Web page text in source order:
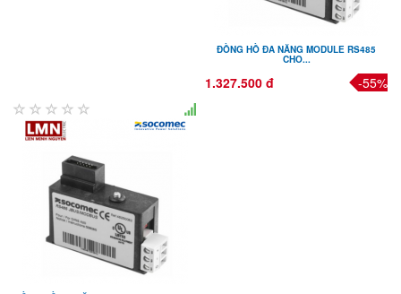
ĐỒNG HỒ ĐA NĂNG MODULE RS485
CHO...
1.327.500 đ -55%